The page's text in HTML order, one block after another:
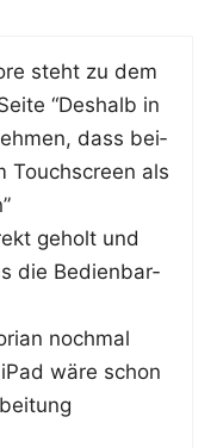
steht zu dem
“Des­halb in
dass bei­
Touch­screen als
geholt und
die Bedien­bar­
noch­mal
wäre schon